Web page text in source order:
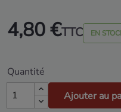
4,80 €TTC EN
Quantité
Ajouter au